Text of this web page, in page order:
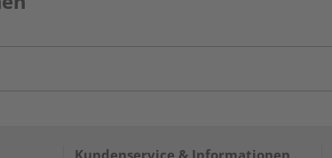
Kundenservice & Informationen